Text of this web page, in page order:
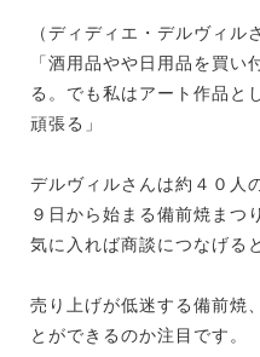
（ディディエ・デルヴィル
「酒用品やや日用品を買
る。でも私はアート作品と
頑張る」
デルヴィルさんは約４０人
９日から始まる備前焼まつ
気に入れば商談につなげる
売り上げが低迷する備前焼
とができるのか注目です。